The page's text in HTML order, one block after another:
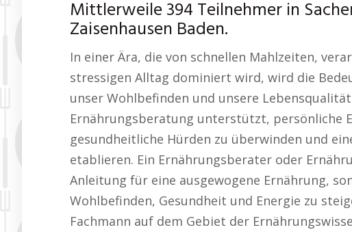
Mittlerweile 394 Teilnehmer in
Zaisenhausen Baden.
In einer Ära, die von schnellen Mahlzeiten,
stressigen Alltag dominiert wird, wird die
unser Wohlbefinden und unsere
Ernährungsberatung unterstützt, persönliche
gesundheitliche Hürden zu überwinden und
etablieren. Ein Ernährungsberater oder
Anleitung für eine ausgewogene Ernährung,
Wohlbefinden, Gesundheit und Energie zu
Fachmann auf dem Gebiet der